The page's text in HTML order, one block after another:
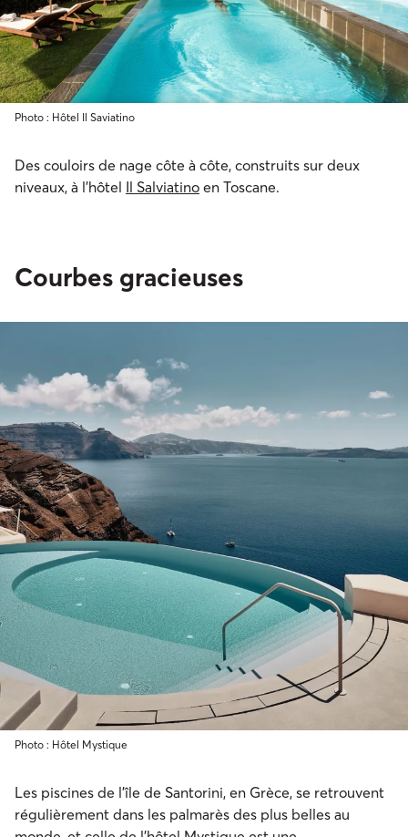
Photo : Hôtel Il Saviatino
Des couloirs de nage côte à côte, construits sur deux
niveaux, à l’hôtel Il Salviatino en Toscane.
Courbes gracieuses
Photo : Hôtel Mystique
Les piscines de l’île de Santorini, en Grèce, se retrouvent
régulièrement dans les palmarès des plus belles au